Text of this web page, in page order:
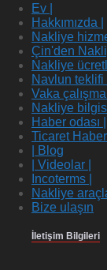
Ev |
Hakkımızda |
Nakliye
Çin'den
Nakliye
Navlun teklifi |
Vaka
Nakliye bilgisi
Haber odası |
Ticaret
| Blog
| Videolar |
Incoterms |
Nakliye
Bize ulaşın
İletişim Bilgileri